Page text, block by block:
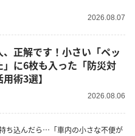
2026.08.07
正解です！小さい「ペッ
」に6枚も入った「防災対
術3選】
2026.08.06
ち込んだら…「車内の小さな不便が